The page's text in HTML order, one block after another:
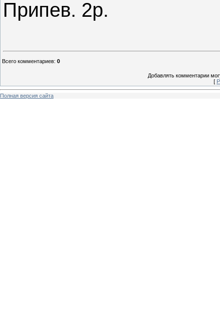
Припев. 2р.
Всего комментариев: 0
Добавлять комментарии
[
Полная версия сайта